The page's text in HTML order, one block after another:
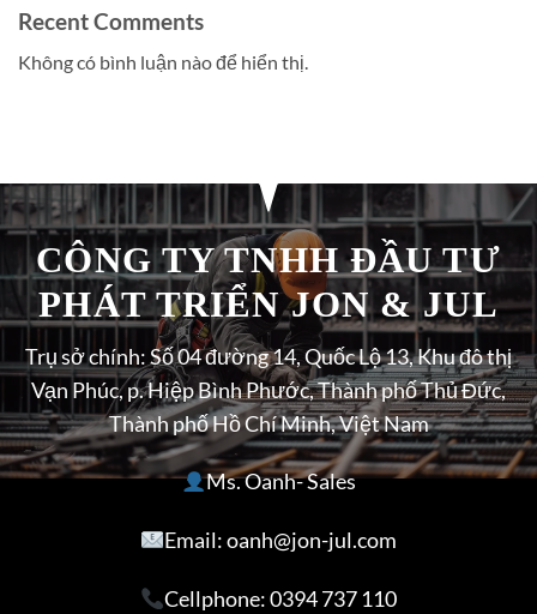
Recent Comments
Không có bình luận nào để hiển thị.
CÔNG TY TNHH ĐẦU TƯ
PHÁT TRIỂN JON & JUL
Trụ sở chính: Số 04 đường 14, Quốc Lộ 13, Khu đô thị
Vạn Phúc, p. Hiệp Bình Phước, Thành phố Thủ Đức,
Thành phố Hồ Chí Minh, Việt Nam
Ms. Oanh- Sales
Email: oanh@jon-jul.com
Cellphone:0394 737 110